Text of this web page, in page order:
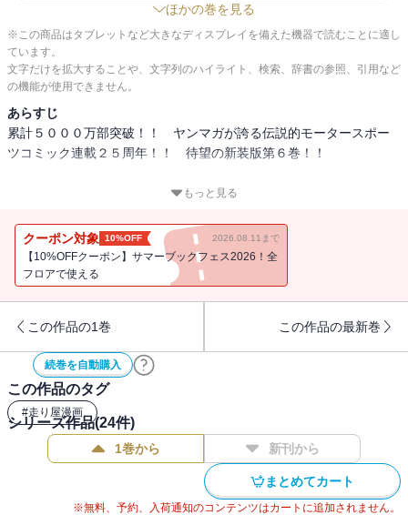
ほかの巻を見る
※この商品はタブレットなど大きなディスプレイを備えた機器で読むことに適し
ています。
文字だけを拡大することや、文字列のハイライト、検索、辞書の参照、引用など
の機能が使用できません。
あらすじ
累計５０００万部突破！！ ヤンマガが誇る伝説的モータースポー
ツコミック連載２５周年！！ 待望の新装版第６巻！！
エンペラーの須藤とのバトル中にハチロクのエンジンがツブれたこ
一方、ハチロクの無残な結果は一晩のうちに不安な重たい空気とな
って、レッドサンズのメンバーの間に広がっていった‥‥。
そんな中、ついに群馬エリア「最後の砦」高橋涼介ＶＳ．須藤京一
もっと見る
クーポン対象 10%OFF 2026.08.11まで
【10%OFFクーポン】サマーブックフェス2026！全
フロアで使える
この作品の1巻 この作品の最新巻
続巻を自動購入
この作品のタグ
#走り屋漫画
シリーズ作品(24件)
1巻から 新刊から
まとめてカート
※無料、予約、入荷通知のコンテンツはカートに追加されません。